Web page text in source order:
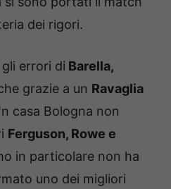
dei rigori.
errori di Barella,
grazie a un Ravaglia
casa Bologna non
Ferguson, Rowe e
in particolare non ha
uno dei migliori